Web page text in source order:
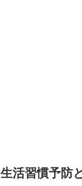
生活習慣予防